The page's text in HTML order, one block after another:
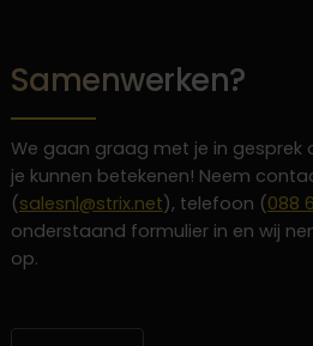
Samenwerken?
We gaan graag met je in gesprek
je kunnen betekenen! Neem
(salesnl@strix.net), telefoon (088
onderstaand formulier in en wij
op.